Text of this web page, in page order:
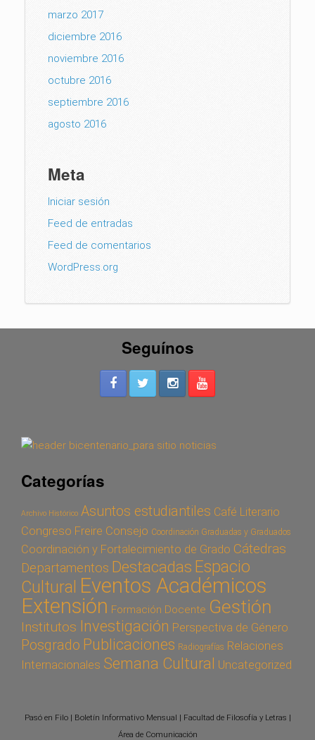
marzo 2017
diciembre 2016
noviembre 2016
octubre 2016
septiembre 2016
agosto 2016
Meta
Iniciar sesión
Feed de entradas
Feed de comentarios
WordPress.org
Seguínos
Categorías
Archivo Histórico Asuntos estudiantiles Café Literario
Congreso Freire Consejo Coordinación Graduadas y Graduados
Coordinación y Fortalecimiento de Grado Cátedras
Departamentos Destacadas Espacio
Cultural Eventos Académicos
Extensión Formación Docente Gestión
Institutos Investigación Perspectiva de Género
Posgrado Publicaciones Radiografías Relaciones
Internacionales Semana Cultural Uncategorized
Pasó en Filo | Boletín Informativo Mensual | Facultad de Filosofía y Letras |
Área de Comunicación